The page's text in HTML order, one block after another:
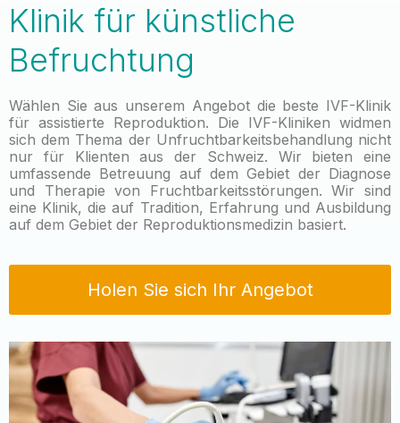
Klinik für künstliche
Befruchtung
Wählen Sie aus unserem Angebot die beste IVF-Klinik
für assistierte Reproduktion. Die IVF-Kliniken widmen
sich dem Thema der Unfruchtbarkeitsbehandlung nicht
nur für Klienten aus der Schweiz. Wir bieten eine
umfassende Betreuung auf dem Gebiet der Diagnose
und Therapie von Fruchtbarkeitsstörungen. Wir sind
eine Klinik, die auf Tradition, Erfahrung und Ausbildung
auf dem Gebiet der Reproduktionsmedizin basiert.
Holen Sie sich Ihr Angebot